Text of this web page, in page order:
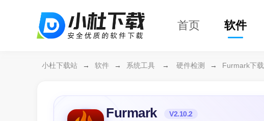
首页 软件
小杜下载站 → 软件 → 系统工具 → 硬件检测 → Furmark下载
Furmark V2.10.2